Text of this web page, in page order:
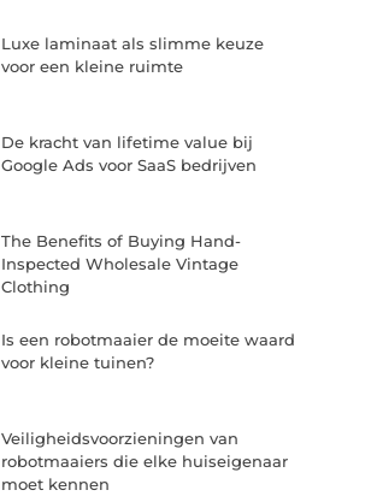
Luxe laminaat als slimme keuze
voor een kleine ruimte
De kracht van lifetime value bij
Google Ads voor SaaS bedrijven
The Benefits of Buying Hand-
Inspected Wholesale Vintage
Clothing
Is een robotmaaier de moeite waard
voor kleine tuinen?
Veiligheidsvoorzieningen van
robotmaaiers die elke huiseigenaar
moet kennen